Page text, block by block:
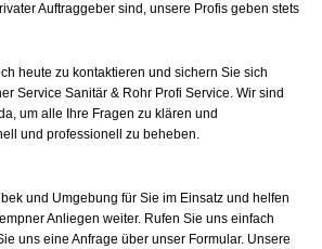
Auftraggeber sind, unsere Profis geben stets
heute zu kontaktieren und sichern Sie sich
Service Sanitär & Rohr Profi Service. Wir sind
um alle Ihre Fragen zu klären und
und professionell zu beheben.
und Umgebung für Sie im Einsatz und helfen
Anliegen weiter. Rufen Sie uns einfach
uns eine Anfrage über unser Formular. Unsere